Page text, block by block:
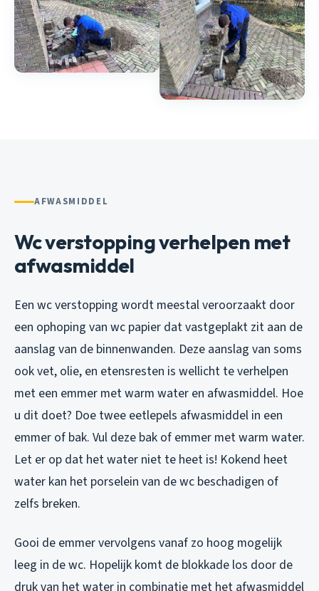
AFWASMIDDEL
Wc verstopping verhelpen met
afwasmiddel
Een wc verstopping wordt meestal veroorzaakt door
een ophoping van wc papier dat vastgeplakt zit aan de
aanslag van de binnenwanden. Deze aanslag van soms
ook vet, olie, en etensresten is wellicht te verhelpen
met een emmer met warm water en afwasmiddel. Hoe
u dit doet? Doe twee eetlepels afwasmiddel in een
emmer of bak. Vul deze bak of emmer met warm water.
Let er op dat het water niet te heet is! Kokend heet
water kan het porselein van de wc beschadigen of
zelfs breken.
Gooi de emmer vervolgens vanaf zo hoog mogelijk
leeg in de wc. Hopelijk komt de blokkade los door de
druk van het water in combinatie met het afwasmiddel